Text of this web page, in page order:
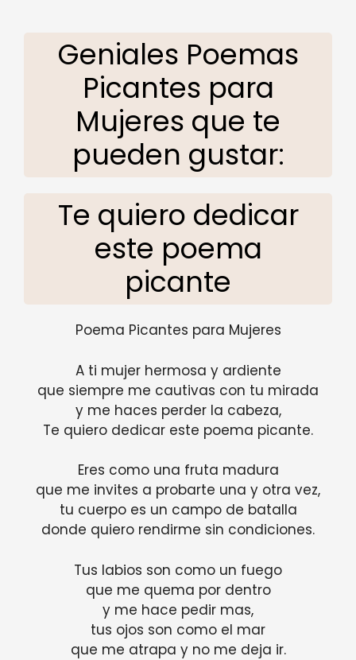
Geniales Poemas
Picantes para
Mujeres que te
pueden gustar:
Te quiero dedicar
este poema
picante
Poema Picantes para Mujeres
A ti mujer hermosa y ardiente
que siempre me cautivas con tu mirada
y me haces perder la cabeza,
Te quiero dedicar este poema picante.
Eres como una fruta madura
que me invites a probarte una y otra vez,
tu cuerpo es un campo de batalla
donde quiero rendirme sin condiciones.
Tus labios son como un fuego
que me quema por dentro
y me hace pedir mas,
tus ojos son como el mar
que me atrapa y no me deja ir.